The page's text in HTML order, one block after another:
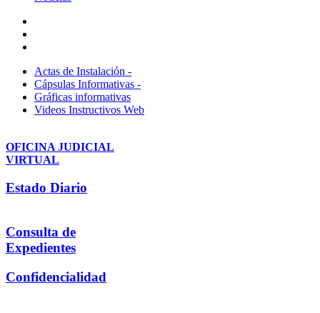
Actas de Instalación -
Cápsulas Informativas -
Gráficas informativas
Videos Instructivos Web
OFICINA JUDICIAL
VIRTUAL
Estado Diario
Consulta de
Expedientes
Confidencialidad